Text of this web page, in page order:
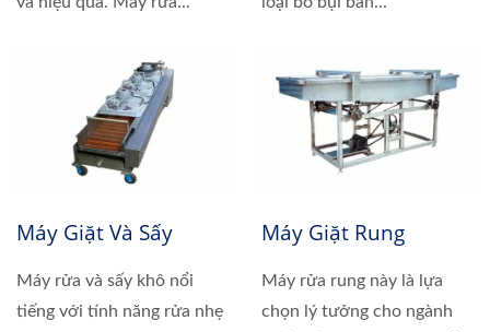
Máy Giặt Và Sấy
Máy rửa và sấy khô nổi
tiếng với tính năng rửa nhẹ
Máy Giặt Rung
Máy rửa rung này là lựa
chọn lý tưởng cho ngành